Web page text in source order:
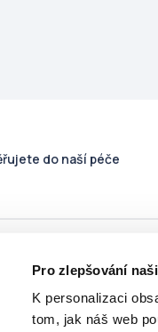
Pro zlepšování
K personalizaci
tom, jak náš web
do naší péče
aplikací kontaktujte
na telefonní číslo 226